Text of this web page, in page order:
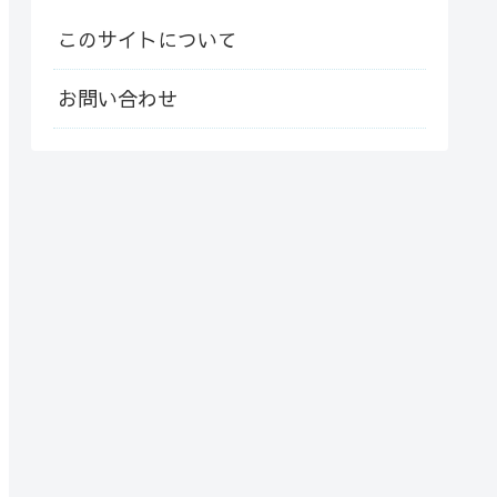
このサイトについて
お問い合わせ